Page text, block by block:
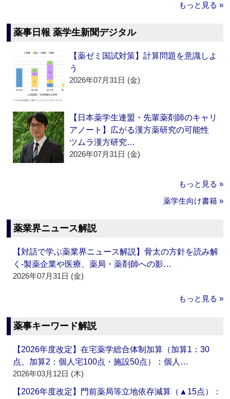
もっと見る »
薬事日報 薬学生新聞デジタル
【薬ゼミ国試対策】計算問題を意識しよ
う
2026年07月31日 (金)
【日本薬学生連盟・先輩薬剤師のキャリ
アノート】広がる漢方薬研究の可能性
ツムラ漢方研究…
2026年07月31日 (金)
もっと見る »
薬学生向け書籍 »
薬業界ニュース解説
【対話で学ぶ薬業界ニュース解説】骨太の方針を読み解
く‐製薬企業や医療、薬局・薬剤師への影…
2026年07月31日 (金)
もっと見る »
薬事キーワード解説
【2026年度改定】在宅薬学総合体制加算（加算1：30
点、加算2：個人宅100点・施設50点）：個人…
2026年03月12日 (木)
【2026年度改定】門前薬局等立地依存減算（▲15点）：